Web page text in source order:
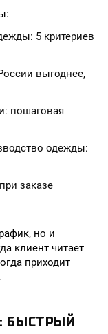
5 критериев
выгоднее,
пошаговая
одежды:
заказе
но и
клиент читает
приходит
БЫСТРЫЙ